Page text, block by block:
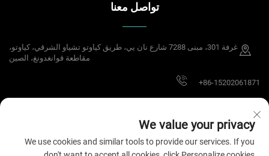
تواصل معنا
غرفة 301، مبنى 7288 شارع نان يي، طريق كياوتو تشياو الشرقي، كياوتو،
مقاطعة قوانغدونغ، الصين
+86-15202061871
We value your privacy
We use cookies and similar tools to provide our services. If you